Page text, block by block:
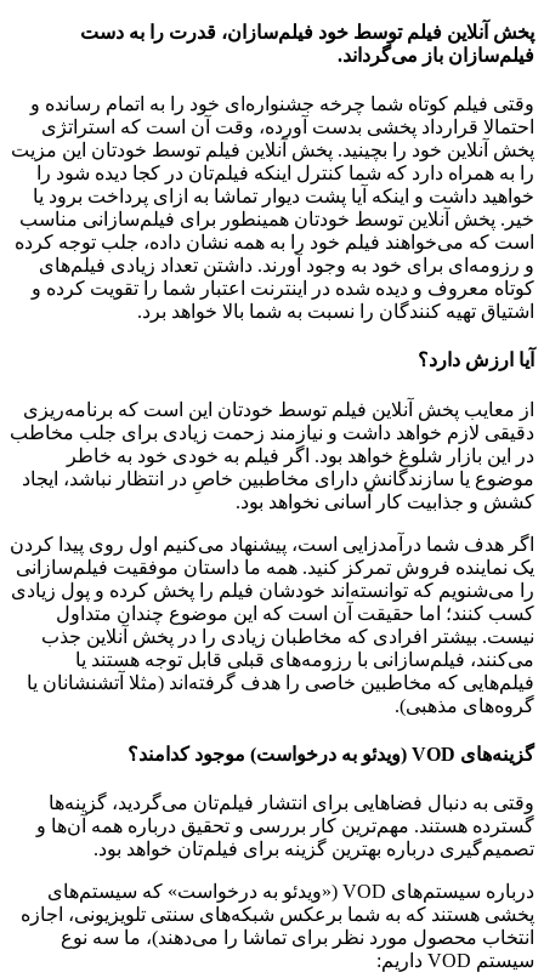
پخش آنلاین فیلم توسط خود فیلم‌سازان، قدرت را به دست
فیلم‌سازان باز می‌گرداند.
وقتی فیلم کوتاه شما چرخه جشنواره‌ای خود را به اتمام رسانده و
احتمالا قرارداد پخشی بدست آورده، وقت آن است که استراتژی
پخش آنلاین خود را بچینید. پخش آنلاین فیلم توسط خودتان این مزیت
را به همراه دارد که شما کنترل اینکه فیلم‌تان در کجا دیده شود را
خواهید داشت و اینکه آیا پشت دیوار تماشا به ازای پرداخت برود یا
خیر. پخش آنلاین توسط خودتان همینطور برای فیلم‌سازانی مناسب
است که می‌خواهند فیلم خود را به همه نشان داده، جلب توجه کرده
و رزومه‌ای برای خود به وجود آورند. داشتن تعداد زیادی فیلم‌های
کوتاه معروف و دیده شده در اینترنت اعتبار شما را تقویت کرده و
اشتیاق تهیه کنندگان را نسبت به شما بالا خواهد برد.
آیا ارزش دارد؟
از معایب پخش آنلاین فیلم توسط خودتان این است که برنامه‌ریزی
دقیقی لازم خواهد داشت و نیازمند زحمت زیادی برای جلب مخاطب
در این بازار شلوغ خواهد بود. اگر فیلم به خودی خود به خاطر
موضوع یا سازندگانش دارای مخاطبین خاصِ در انتظار نباشد، ایجاد
کشش و جذابیت کار آسانی نخواهد بود.
اگر هدف شما درآمدزایی است، پیشنهاد می‌کنیم اول روی پیدا کردن
یک نماینده فروش تمرکز کنید. همه ما داستان موفقیت فیلم‌سازانی
را می‌شنویم که توانسته‌اند خودشان فیلم را پخش کرده و پول زیادی
کسب کنند؛ اما حقیقت آن است که این موضوع چندان متداول
نیست. بیشتر افرادی که مخاطبان زیادی را در پخش آنلاین جذب
می‌کنند، فیلم‌سازانی با رزومه‌های قبلی قابل توجه هستند یا
فیلم‌هایی که مخاطبین خاصی را هدف گرفته‌اند (مثلا آتشنشانان یا
گروه‌های مذهبی).
گزینه‌های VOD (ویدئو به درخواست) موجود کدامند؟
وقتی به دنبال فضاهایی برای انتشار فیلم‌تان می‌گردید، گزینه‌ها
گسترده هستند. مهم‌ترین کار بررسی و تحقیق درباره همه آن‌ها و
تصمیم‌گیری درباره بهترین گزینه برای فیلم‌تان خواهد بود.
درباره سیستم‌های VOD («ویدئو به درخواست» که سیستم‌های
پخشی هستند که به شما برعکس شبکه‌های سنتی تلویزیونی، اجازه
انتخاب محصول مورد نظر برای تماشا را می‌دهند)، ما سه نوع
سیستم VOD داریم: